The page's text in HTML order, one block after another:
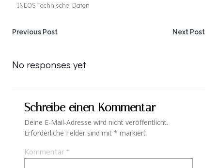
INEOS Technische Daten
Post
navigation
Previous Post Next Post
No responses yet
Schreibe einen Kommentar
Deine E-Mail-Adresse wird nicht veröffentlicht.
Erforderliche Felder sind mit * markiert
Kommentar*